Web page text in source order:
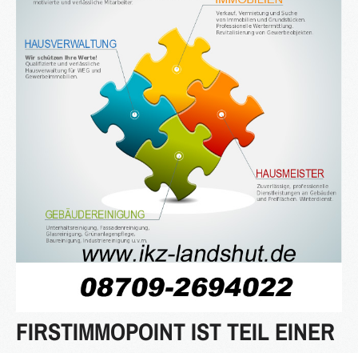
WEITERLESEN
GEWINNBRINGENDE
IDEENFÜR
DEN
IMMOBILIENVERKAUF
16.SEPT.2016
Übernahme Vertrieb einer Apartmentanlage in⇒
FIRSTIMMOPOINT IST TEIL EINER